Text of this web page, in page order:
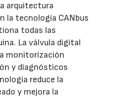
arquitectura
la tecnología CANbus
todas las
La válvula digital
monitorización
y diagnósticos
reduce la
y mejora la